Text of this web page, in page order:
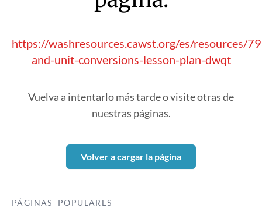
https://washresources.cawst.org/es/resources/
and-unit-conversions-lesson-plan-dwqt
Vuelva a intentarlo más tarde o visite otras de
nuestras páginas.
Volver a cargar la página
PÁGINAS POPULARES